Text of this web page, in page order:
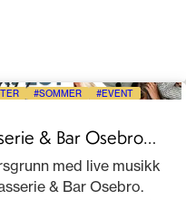
SOMMER EVENT
& Bar Osebro
med live musikk
& Bar Osebro.